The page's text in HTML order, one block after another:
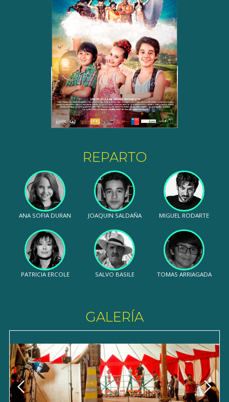
REPARTO
ANA SOFIA DURAN JOAQUIN SALDAÑA MIGUEL RODARTE
PATRICIA ERCOLE SALVO BASILE TOMAS ARRIAGADA
GALERÍA